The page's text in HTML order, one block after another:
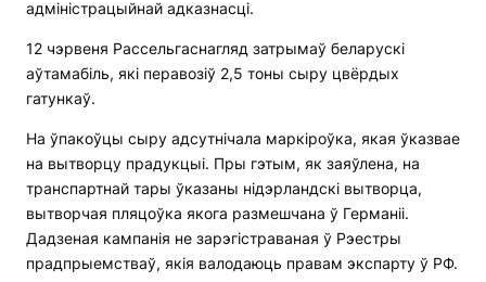
адміністрацыйнай адказнасці.
12 чэрвеня Рассельгаснагляд затрымаў беларускі
аўтамабіль, які перавозіў 2,5 тоны сыру цвёрдых
гатункаў.
На ўпакоўцы сыру адсутнічала маркіроўка, якая ўказвае
на вытворцу прадукцыі. Пры гэтым, як заяўлена, на
транспартнай тары ўказаны нідэрландскі вытворца,
вытворчая пляцоўка якога размешчана ў Германіі.
Дадзеная кампанія не зарэгістраваная ў Рэестры
прадпрыемстваў, якія валодаюць правам экспарту ў РФ.